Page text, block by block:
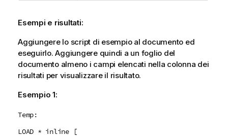
Esempi e risultati:
Aggiungere lo script di esempio al documento ed
eseguirlo. Aggiungere quindi a un foglio del
documento almeno i campi elencati nella colonna dei
risultati per visualizzare il risultato.
Esempio 1:
Temp:
LOAD * inline [